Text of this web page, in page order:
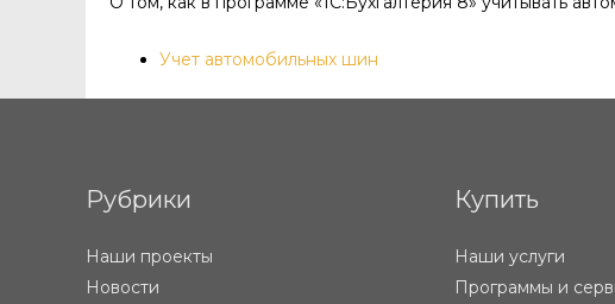
Учет автомобильных шин
Рубрики
Наши проекты
Новости
Купить
Наши услуги
Программы и